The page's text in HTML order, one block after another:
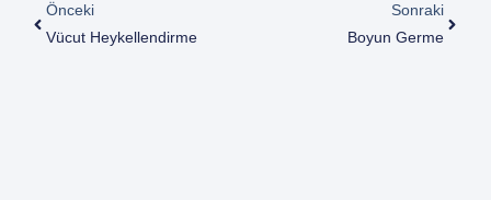
Önceki
Vücut Heykellendirme
Sonraki
Boyun Germe